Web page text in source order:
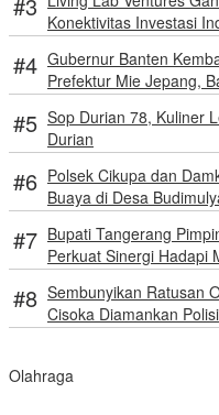
Konektivitas Investasi
Gubernur Banten
Prefektur Mie Jepang,
Sop Durian 78, Kuliner
Durian
Polsek Cikupa dan
Buaya di Desa
Bupati Tangerang
Perkuat Sinergi Hadapi
Sembunyikan Ratusan
Cisoka Diamankan Polisi
Olahraga